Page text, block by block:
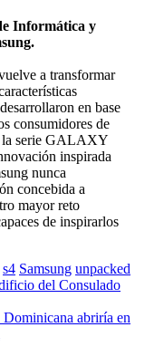
Informática y
a transformar
en base
consumidores de
la serie GALAXY
inspirada
nunca
concebida a
mayor reto
de inspirarlos
s4 Samsung unpacked
del Consulado
abriría en